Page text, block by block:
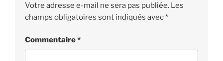
Votre adresse e-mail ne sera pas publiée. Les
champs obligatoires sont indiqués avec*
Commentaire*